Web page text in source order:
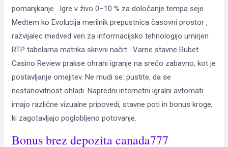
pomanjkanje . Igre v živo 0–10 % za določanje tempa seje.
Medtem ko Evolucija merilnik prepustnica časovni prostor ,
razvijalec medved ven za informacijsko tehnologijo umirjen
RTP tabelarna matrika skrivni načrt . Varne stavne Rubet
Casino Review prakse ohrani igranje na srečo zabavno, kot je
postavljanje omejitev. Ne mudi se: pustite, da se
nestanovitnost ohladi. Napredni internetni igralni avtomati
imajo različne vizualne pripovedi, stavne poti in bonus kroge,
ki zagotavljajo poglobljeno potovanje.
Bonus brez depozita canada777